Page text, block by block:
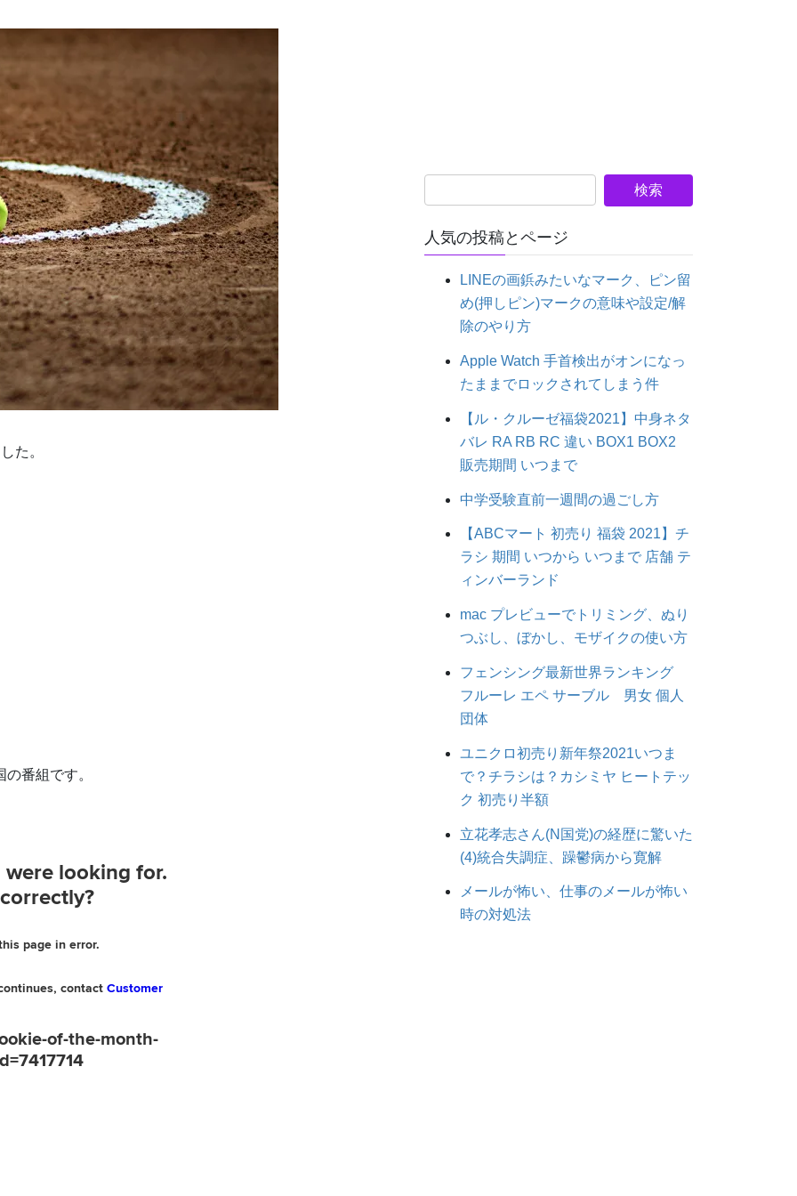
た。
番組です。
人気の投稿とページ
LINEの画鋲みたいなマーク、ピン留
め(押しピン)マークの意味や設定/解
除のやり方
Apple Watch 手首検出がオンになっ
たままでロックされてしまう件
【ル・クルーゼ福袋2021】中身ネタ
バレ RA RB RC 違い BOX1 BOX2
販売期間 いつまで
中学受験直前一週間の過ごし方
【ABCマート 初売り 福袋 2021】チ
ラシ 期間 いつから いつまで 店舗 テ
ィンバーランド
mac プレビューでトリミング、ぬり
つぶし、ぼかし、モザイクの使い方
フェンシング最新世界ランキング
フルーレ エペ サーブル 男女 個人
団体
ユニクロ初売り新年祭2021いつま
で？チラシは？カシミヤ ヒートテッ
ク 初売り半額
立花孝志さん(N国党)の経歴に驚いた
(4)統合失調症、躁鬱病から寛解
メールが怖い、仕事のメールが怖い
時の対処法